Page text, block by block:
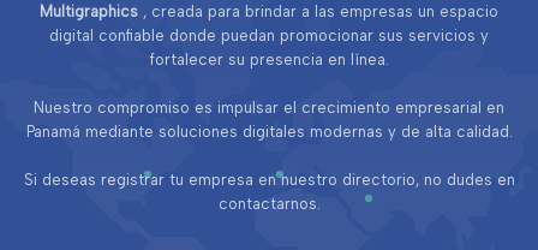
Multigraphics , creada para brindar a las empresas un espacio
digital confiable donde puedan promocionar sus servicios y
fortalecer su presencia en línea.
Nuestro compromiso es impulsar el crecimiento empresarial en
Panamá mediante soluciones digitales modernas y de alta calidad.
Si deseas registrar tu empresa en nuestro directorio, no dudes en
contactarnos.